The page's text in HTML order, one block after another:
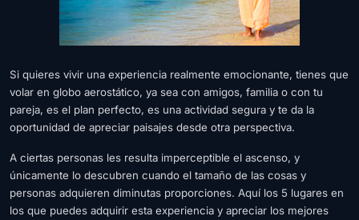
Si quieres vivir una experiencia realmente emocionante, tienes que
volar en globo aerostático, ya sea con amigos, familia o con tu
pareja, es el plan perfecto, es una actividad segura y te da la
oportunidad de apreciar paisajes desde otra perspectiva.
A ciertas personas les resulta imperceptible el ascenso, y
únicamente lo descubren cuando el tamaño de las cosas y
personas adquieren diminutas proporciones. Aquí los 5 lugares en
los que puedes adquirir esta experiencia y apreciar los mejores